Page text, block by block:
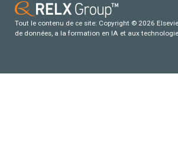
Tout le contenu de ce site: Copyright © 2026
de données, a la formation en IA et aux